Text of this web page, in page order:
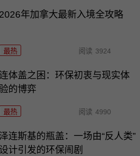
2026年加拿大最新入境全攻略
最热 阅读 3924
连体盖之困：环保初衷与现实体
的博弈
最热 阅读 4990
泽连斯基的瓶盖：一场由“反人类”
设计引发的环保闹剧